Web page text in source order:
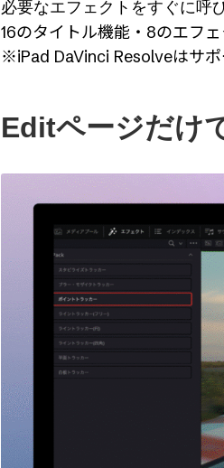
必要なエフェクトをすぐに呼
16のタイトル機能・8のエフ
※iPad DaVinci Resolveはサポ
Editページだけ